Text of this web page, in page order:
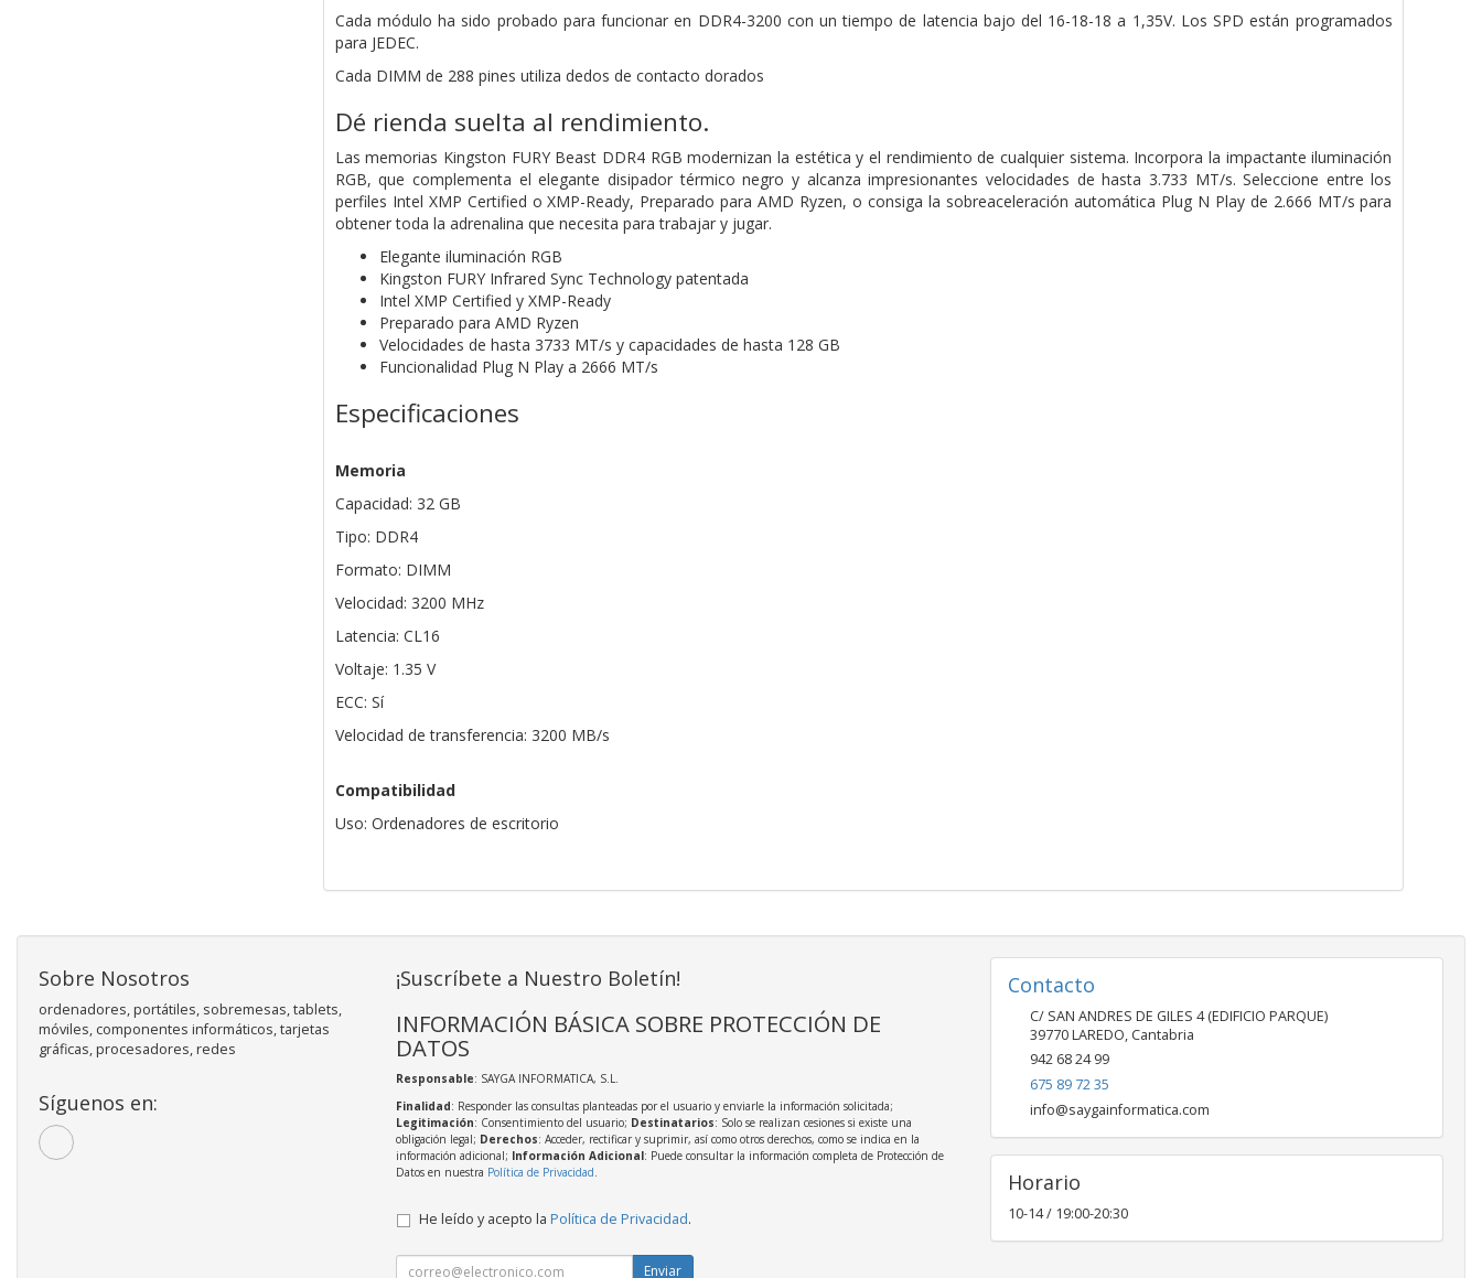
Cadamódulo ha sido probado para funcionar en DDR4-3200 con un tiempo de latencia bajodel 16-18-18 a 1,35V. Los SPD están programados
para JEDEC.
Cada DIMM de 288 pines utiliza dedos de contacto dorados
Dé rienda suelta al rendimiento.
Las memorias Kingston FURY Beast DDR4 RGB modernizan la estética y el rendimiento de cualquier sistema. Incorpora la impactante iluminación
RGB, que complementa el elegante disipador térmico negro y alcanza impresionantes velocidades de hasta 3.733 MT/s. Seleccione entre los
perfiles Intel XMP Certified o XMP-Ready, Preparado para AMD Ryzen, o consiga la sobreaceleración automática Plug N Play de 2.666 MT/s para
obtener toda la adrenalina que necesita para trabajar y jugar.
Elegante iluminación RGB
Kingston FURY Infrared Sync Technology patentada
Intel XMP Certified y XMP-Ready
Preparado para AMD Ryzen
Velocidades de hasta 3733 MT/s y capacidades de hasta 128 GB
Funcionalidad Plug N Play a 2666 MT/s
Especificaciones
Memoria
Capacidad: 32 GB
Tipo: DDR4
Formato: DIMM
Velocidad: 3200 MHz
Latencia: CL16
Voltaje: 1.35 V
ECC: Sí
Velocidad de transferencia: 3200 MB/s
Compatibilidad
Uso: Ordenadores de escritorio
Sobre Nosotros
ordenadores, portátiles, sobremesas, tablets,
móviles, componentes informáticos, tarjetas
gráficas, procesadores, redes
Síguenos en:
¡Suscríbete a Nuestro Boletín!
INFORMACIÓN BÁSICA SOBRE PROTECCIÓN DE
DATOS
Responsable: SAYGA INFORMATICA, S.L.
Finalidad: Responder las consultas planteadas por el usuario y enviarle la información solicitada;
Legitimación: Consentimiento del usuario; Destinatarios: Solo se realizan cesiones si existe una
obligación legal; Derechos: Acceder, rectificar y suprimir, así como otros derechos, como se indica en la
información adicional; Información Adicional: Puede consultar la información completa de Protección de
Datos en nuestra Política de Privacidad.
He leído y acepto la Política de Privacidad.
Enviar
Contacto
C/ SAN ANDRES DE GILES 4 (EDIFICIO PARQUE)
39770LAREDO, Cantabria
942 68 24 99
675 89 72 35
info@saygainformatica.com
Horario
10-14 / 19:00-20:30